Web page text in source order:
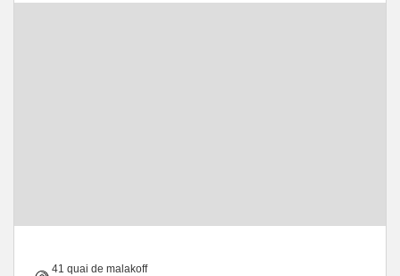
41 quai de malakoff